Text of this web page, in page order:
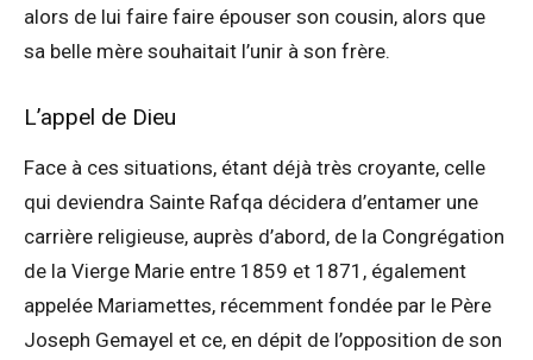
alors de lui faire faire épouser son cousin, alors que
sa belle mère souhaitait l’unir à son frère.
L’appel de Dieu
Face à ces situations, étant déjà très croyante, celle
qui deviendra Sainte Rafqa décidera d’entamer une
carrière religieuse, auprès d’abord, de la Congrégation
de la Vierge Marie entre 1859 et 1871, également
appelée Mariamettes, récemment fondée par le Père
Joseph Gemayel et ce, en dépit de l’opposition de son